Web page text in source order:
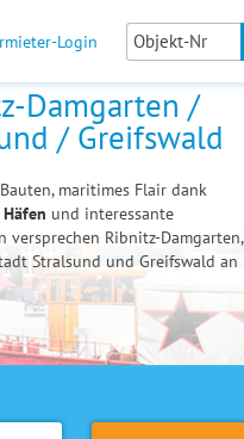
Damgarten /
/ Greifswald
maritimes Flair dank
und interessante
versprechen Ribnitz-Damgarten,
Stralsund und Greifswald an
Login